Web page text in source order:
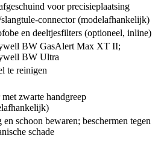
voor precisieplaatsing
connector (modelafhankelijk)
en deeltjesfilters (optioneel, inline)
BW GasAlert Max XT II;
BW Ultra
te reinigen
zwarte handgreep
en schoon bewaren; beschermen tegen
schade